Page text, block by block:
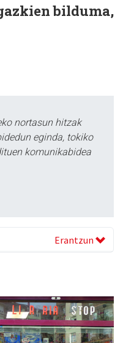
bilduma,
nortasun hitzak
eginda, tokiko
komunikabidea
Erantzun